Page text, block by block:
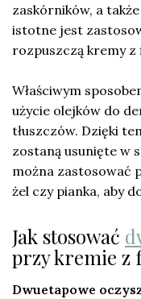
zaskórników, a
istotne jest
rozpuszczą kremy
Właściwym
użycie olejków do
tłuszczów. Dzięki
zostaną usunięte w
można zastosować
żel czy pianka, aby
Jak stosować
przy kremie
Dwuetapowe